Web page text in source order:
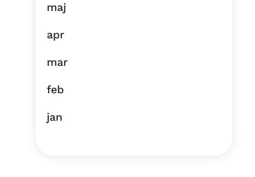
maj
apr
mar
feb
jan